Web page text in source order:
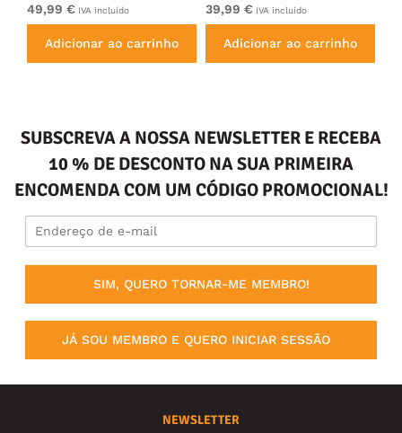
49,99 € IVA incluído
Adicionar ao carrinho
39,99 € IVA incluído
Adicionar ao carrinho
SUBSCREVA A NOSSA NEWSLETTER E RECEBA
10 % DE DESCONTO NA SUA PRIMEIRA
ENCOMENDA COM UM CÓDIGO PROMOCIONAL!
SIM, QUERO TORNAR-ME MEMBRO!
JÁ SOU MEMBRO E QUERO INICIAR SESSÃO
NEWSLETTER